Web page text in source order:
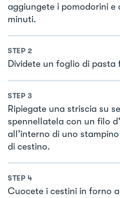
aggiungete i pomodorini e
minuti.
STEP 2
Dividete un foglio di pasta
STEP 3
Ripiegate una striscia su
spennellatela con un filo
all’interno di uno
di cestino.
STEP 4
Cuocete i cestini in forno